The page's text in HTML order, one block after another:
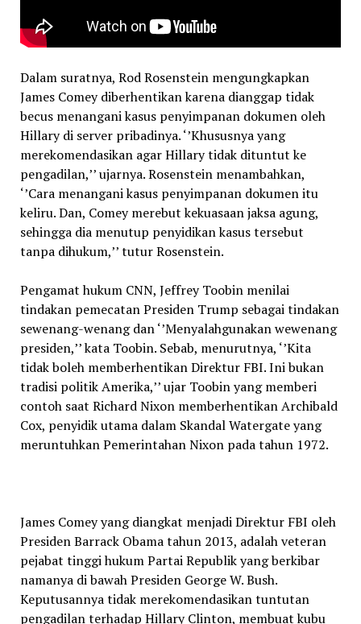
Dalam suratnya, Rod Rosenstein mengungkapkan
James Comey diberhentikan karena dianggap tidak
becus menangani kasus penyimpanan dokumen oleh
Hillary di server pribadinya. ‘’Khususnya yang
merekomendasikan agar Hillary tidak dituntut ke
pengadilan,’’ ujarnya. Rosenstein menambahkan,
‘’Cara menangani kasus penyimpanan dokumen itu
keliru. Dan, Comey merebut kekuasaan jaksa agung,
sehingga dia menutup penyidikan kasus tersebut
tanpa dihukum,’’ tutur Rosenstein.
Pengamat hukum CNN, Jeffrey Toobin menilai
tindakan pemecatan Presiden Trump sebagai tindakan
sewenang-wenang dan ‘’Menyalahgunakan wewenang
presiden,’’ kata Toobin. Sebab, menurutnya, ‘’Kita
tidak boleh memberhentikan Direktur FBI. Ini bukan
tradisi politik Amerika,’’ ujar Toobin yang memberi
contoh saat Richard Nixon memberhentikan Archibald
Cox, penyidik utama dalam Skandal Watergate yang
meruntuhkan Pemerintahan Nixon pada tahun 1972.
James Comey yang diangkat menjadi Direktur FBI oleh
Presiden Barrack Obama tahun 2013, adalah veteran
pejabat tinggi hukum Partai Republik yang berkibar
namanya di bawah Presiden George W. Bush.
Keputusannya tidak merekomendasikan tuntutan
pengadilan terhadap Hillary Clinton, membuat kubu